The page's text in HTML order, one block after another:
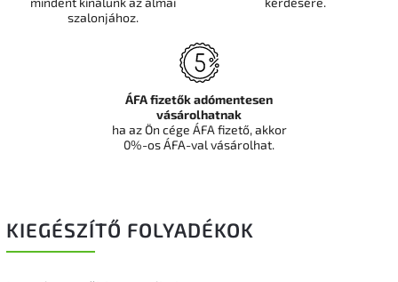
KIEGÉSZÍTŐ FOLYADÉKOK
szalonjához.
ÁFA fizetők adómentesen
vásárolhatnak
ha az Ön cége ÁFA fizető, akkor
0%-os ÁFA-val vásárolhat.